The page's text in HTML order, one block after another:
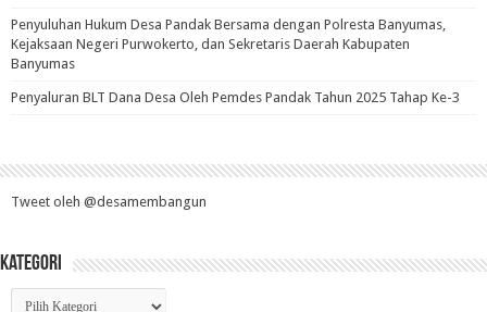
Penyuluhan Hukum Desa Pandak Bersama dengan Polresta Banyumas,
Kejaksaan Negeri Purwokerto, dan Sekretaris Daerah Kabupaten
Banyumas
Penyaluran BLT Dana Desa Oleh Pemdes Pandak Tahun 2025 Tahap Ke-3
Tweet oleh @desamembangun
Kategori
Kategori